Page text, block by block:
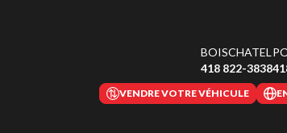
BOISCHATEL
418 822-3838
VENDRE VOTRE VÉHICULE